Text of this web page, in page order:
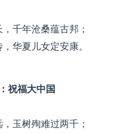
千年沧桑蕴古邦；
华夏儿女定安康。
祝福大中国
玉树殉难过两千；